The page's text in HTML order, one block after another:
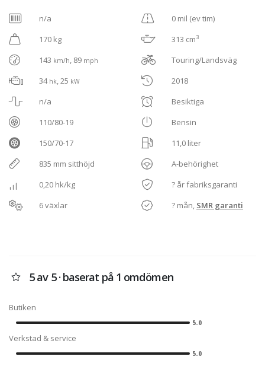
n/a
170 kg
143 km/h, 89 mph
34 hk, 25 kW
n/a
110/80-19
150/70-17
835 mm sitthöjd
0,20 hk/kg
6 växlar
0 mil (ev tim)
313 cm3
Touring/Landsväg
2018
Besiktiga
Bensin
11,0 liter
A-behörighet
? år fabriksgaranti
? mån, SMR garanti
5 av 5 · baserat på 1 omdömen
Butiken
5.0
Verkstad & service
5.0